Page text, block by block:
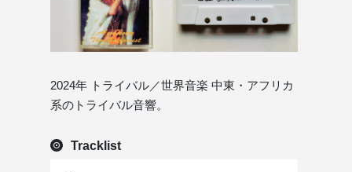
2024年 トライバル／世界音楽 中東・アフリカ
系のトライバル音響。
Tracklist